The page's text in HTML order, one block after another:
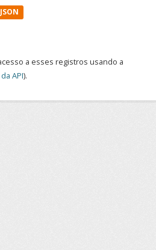
JSON
a esses registros usando a
API).